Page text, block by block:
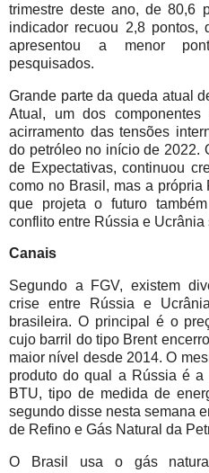
trimestre deste ano, de 80,6
indicador recuou 2,8
apresentou a menor
pesquisados.
Grande parte da queda atual
Atual, um dos
acirramento das tensões
do petróleo no início de 2022.
de Expectativas, continuou
como no Brasil, mas a
que projeta o futuro
conflito entre Rússia e Ucrânia
Canais
Segundo a FGV, existem
crise entre Rússia e
brasileira. O principal é o
cujo barril do tipo Brent
maior nível desde 2014. O
produto do qual a Rússia é
BTU, tipo de medida de
segundo disse nesta semana
de Refino e Gás Natural da
O Brasil usa o gás